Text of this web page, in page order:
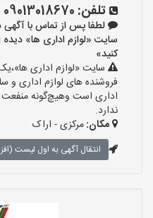
تلفن: 09013018670
لطفا پس از تماس با آگهی
کنید»
سایت «لوازم اداری
فروشنده های لوازم اداری و
اداری است وهیچ‌گونه منفعت
ندارد.
مکان:مرکزی - اراک
انتقال آگهی به اول لیست